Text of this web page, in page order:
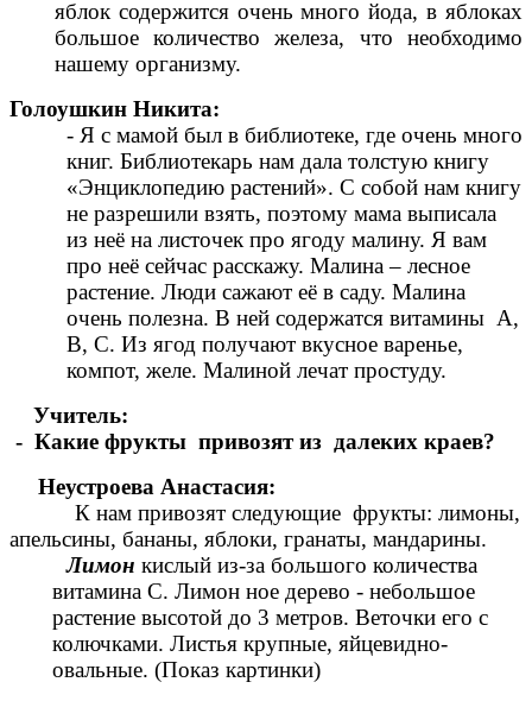
яблок содержится очень много йода, в яблоках
большое количество железа, что необходимо
нашему организму.
Голоушкин Никита:
- Я с мамой был в библиотеке, где очень много
книг. Библиотекарь нам дала толстую книгу
«Энциклопедию растений». С собой нам книгу
не разрешили взять, поэтому мама выписала
из неё на листочек про ягоду малину. Я вам
про неё сейчас расскажу. Малина – лесное
растение. Люди сажают её в саду. Малина
очень полезна. В ней содержатся витамины А,
В, С. Из ягод получают вкусное варенье,
компот, желе. Малиной лечат простуду.
Учитель:
- Какие фрукты привозят из далеких краев?
Неустроева Анастасия:
К нам привозят следующие фрукты: лимоны,
апельсины, бананы, яблоки, гранаты, мандарины.
Лимон кислый из-за большого количества
витамина С. Лимон ное дерево - небольшое
растение высотой до 3 метров. Веточки его с
колючками. Листья крупные, яйцевидно-
овальные. (Показ картинки)